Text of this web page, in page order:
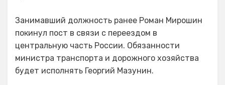
Занимавший должность ранее Роман Мирошин
покинул пост в связи с переездом в
центральную часть России. Обязанности
министра транспорта и дорожного хозяйства
будет исполнять Георгий Мазунин.